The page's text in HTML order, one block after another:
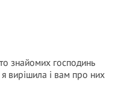
знайомих господинь
вирішила і вам про них